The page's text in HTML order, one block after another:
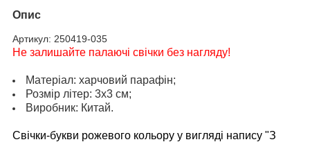
Опис
Артикул: 250419-035
Не залишайте палаючі свічки без нагляду!
Матеріал: харчовий парафін;
Розмір літер: 3х3 см;
Виробник: Китай.
Свічки-букви рожевого кольору у вигляді напису "З